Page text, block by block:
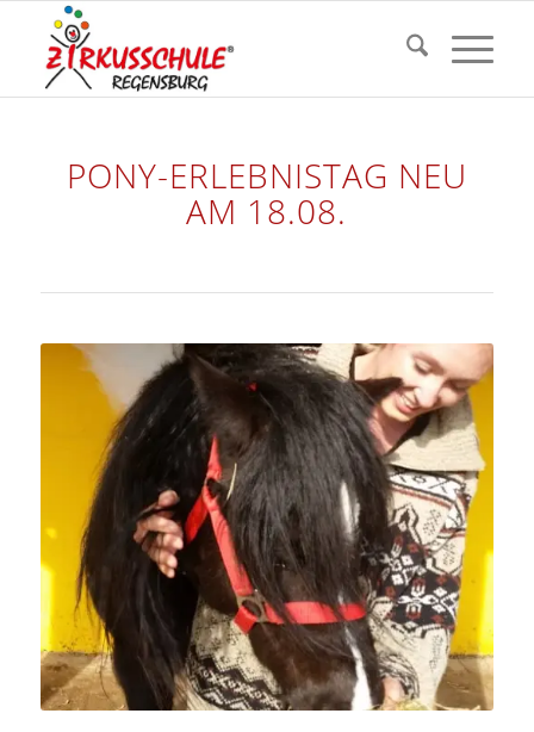
PONY-ERLEBNISTAG NEU
AM 18.08.